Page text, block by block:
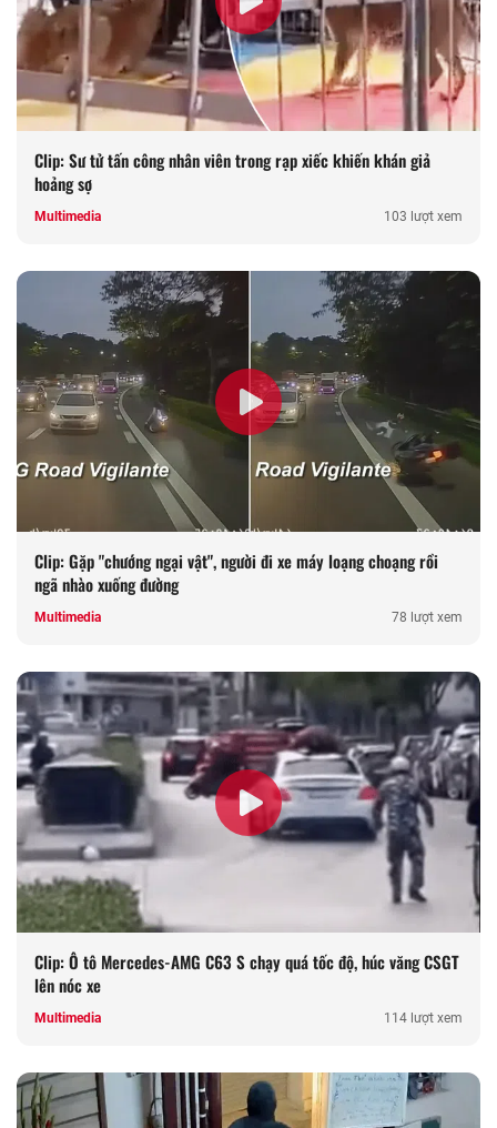
Clip: Sư tử tấn công nhân viên trong rạp xiếc khiến khán giả
hoảng sợ
Multimedia 103 lượt xem
Clip: Gặp "chướng ngại vật", người đi xe máy loạng choạng rồi
ngã nhào xuống đường
Multimedia 78 lượt xem
Clip: Ô tô Mercedes-AMG C63 S chạy quá tốc độ, húc văng CSGT
lên nóc xe
Multimedia 114 lượt xem